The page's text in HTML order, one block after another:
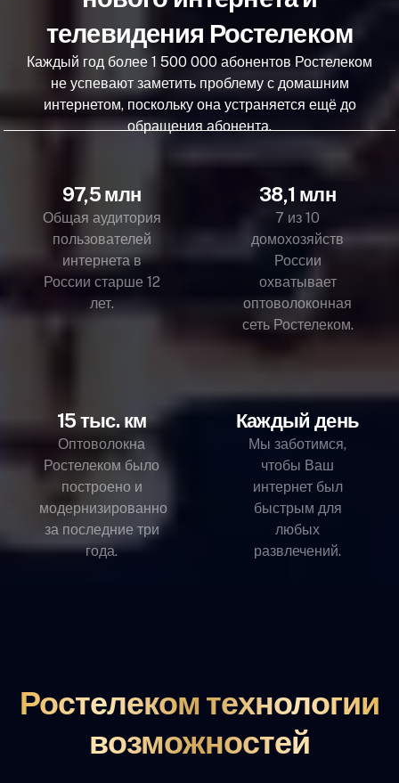
телевидения Ростелеком
Каждый год более 1 500 000 абонентов Ростелеком
не успевают заметить проблему с домашним
интернетом, поскольку она устраняется ещё до
обращения абонента.
97,5 млн
Общая аудитория
пользователей
интернета в
России старше 12
лет.
38,1 млн
7 из 10
домохозяйств
России
охватывает
оптоволоконная
сеть Ростелеком.
15 тыс. км
Оптоволокна
Ростелеком было
построено и
модернизированно
за последние три
года.
Каждый день
Мы заботимся,
чтобы Ваш
интернет был
быстрым для
любых
развлечений.
Ростелеком технологии
возможностей